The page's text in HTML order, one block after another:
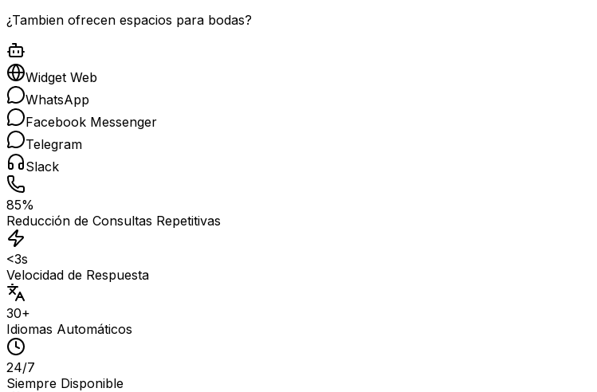
¿Tambien ofrecen espacios para bodas?
Widget Web
WhatsApp
Facebook Messenger
Telegram
Slack
85%
Reducción de Consultas Repetitivas
<3s
Velocidad de Respuesta
30+
Idiomas Automáticos
24/7
Siempre Disponible